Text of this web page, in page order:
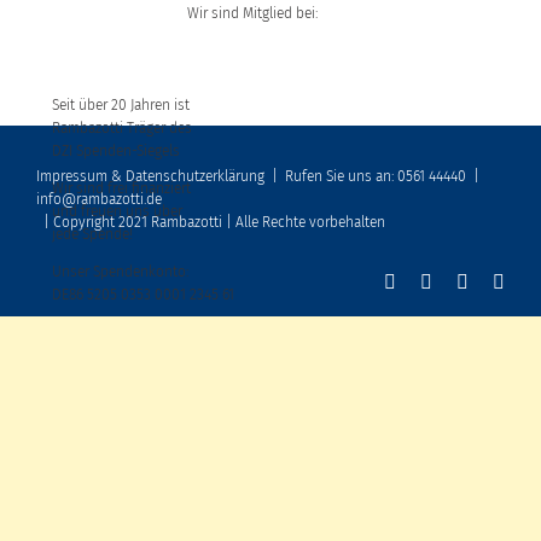
Wir sind Mitglied bei:
Seit über 20 Jahren ist
Rambazotti Träger des
DZI Spenden-Siegels
Wir sind frei finanziert
und freuen uns über
jede Spende!
Unser Spendenkonto:
DE86 5205 0353 0001 2345 61
Impressum & Datenschutzerklärung Rufen Sie uns an: 0561 44440
info@rambazotti.de
| Copyright 2021 Rambazotti | Alle Rechte vorbehalten